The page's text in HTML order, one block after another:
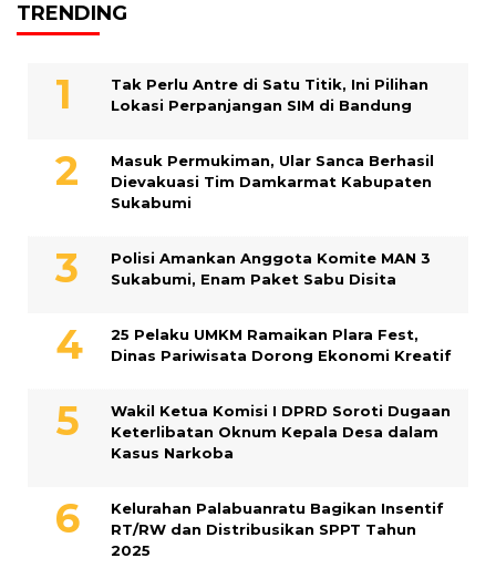
TRENDING
Tak Perlu Antre di Satu Titik, Ini Pilihan
Lokasi Perpanjangan SIM di Bandung
Masuk Permukiman, Ular Sanca Berhasil
Dievakuasi Tim Damkarmat Kabupaten
Sukabumi
Polisi Amankan Anggota Komite MAN 3
Sukabumi, Enam Paket Sabu Disita
25 Pelaku UMKM Ramaikan Plara Fest,
Dinas Pariwisata Dorong Ekonomi Kreatif
Wakil Ketua Komisi I DPRD Soroti Dugaan
Keterlibatan Oknum Kepala Desa dalam
Kasus Narkoba
Kelurahan Palabuanratu Bagikan Insentif
RT/RW dan Distribusikan SPPT Tahun
2025